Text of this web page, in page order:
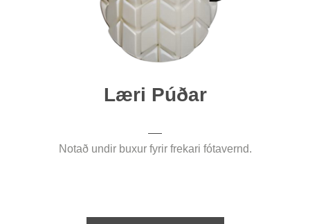
Læri Púðar
Notað undir buxur fyrir frekari fótavernd.